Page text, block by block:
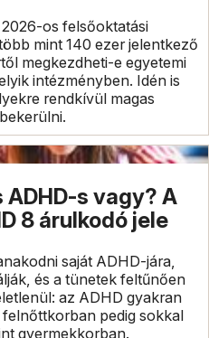
os felsőoktatási
mint 140 ezer jelentkező
megkezdheti-e egyetemi
intézményben. Idén is
rendkívül magas
s vagy? A
8 árulkodó jele
saját ADHD-jára,
és a tünetek feltűnően
az ADHD gyakran
pedig sokkal
gyermekkorban.